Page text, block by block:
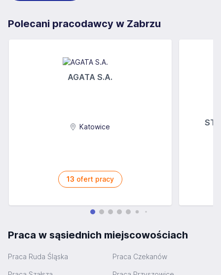
Polecani pracodawcy w Zabrzu
AGATA S.A.
Katowice
13 ofert pracy
Praca w sąsiednich miejscowościach
Praca Ruda Śląska Praca Czekanów